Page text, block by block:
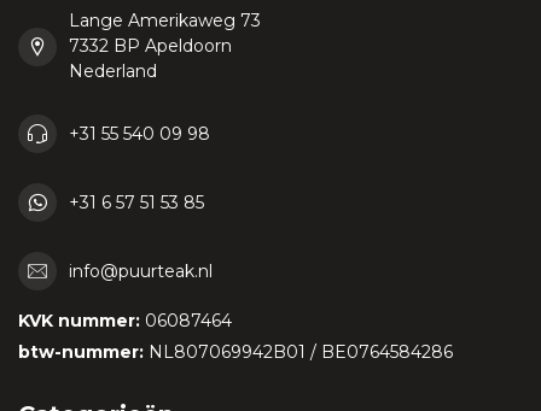
Lange Amerikaweg 73
7332 BP Apeldoorn
Nederland
+31 55 540 09 98
+31 6 57 51 53 85
info@puurteak.nl
KVK nummer: 06087464
btw-nummer: NL807069942B01 / BE0764584286